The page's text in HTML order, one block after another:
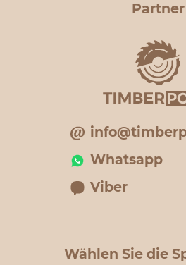
Partner
Whatsapp
Viber
Wählen Sie die